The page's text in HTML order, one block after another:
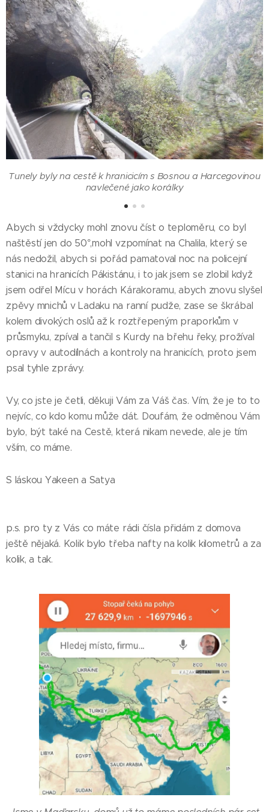
Tunely byly na cestě k hranicicím s Bosnou a Harcegovinou
navlečené jako korálky
Abych si vždycky mohl znovu číst o teploměru, co byl
naštěstí jen do 50°,mohl vzpomínat na Chalila, který se
nás nedožil, abych si pořád pamatoval noc na policejní
stanici na hranicích Pákistánu, i to jak jsem se zlobil když
jsem odřel Mícu v horách Kárakoramu, abych znovu slyšel
zpěvy mnichů v Ladaku na ranní pudže, zase se škrábal
kolem divokých oslů až k roztřepeným praporkům v
průsmyku, zpíval a tančil s Kurdy na břehu řeky, prožíval
opravy v autodílnách a kontroly na hranicích, proto jsem
psal tyhle zprávy.
Vy, co jste je četli, děkuji Vám za Váš čas. Vím, že je to to
nejvíc, co kdo komu může dát. Doufám, že odměnou Vám
bylo, být také na Cestě, která nikam nevede, ale je tím
vším, co máme.
S láskou Yakeen a Satya
p.s. pro ty z Vás co máte rádi čísla přidám z domova
ještě nějaká. Kolik bylo třeba nafty na kolik kilometrů a za
kolik, a tak.